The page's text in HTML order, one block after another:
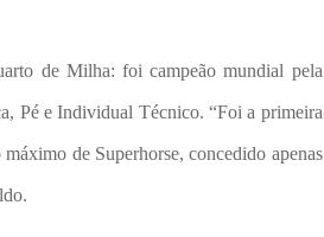
de Milha: foi campeão mundial pela
Pé e Individual Técnico. “Foi a primeira
de Superhorse, concedido apenas